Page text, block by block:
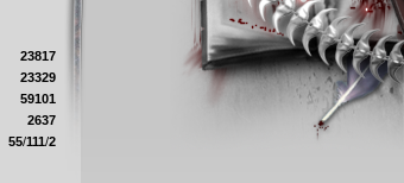
23817
23329
59101
2637
55/111/2